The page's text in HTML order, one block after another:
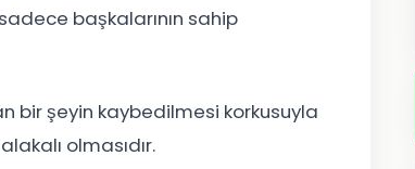
başkalarının sahip
bir şeyin kaybedilmesi korkusuyla
olmasıdır.